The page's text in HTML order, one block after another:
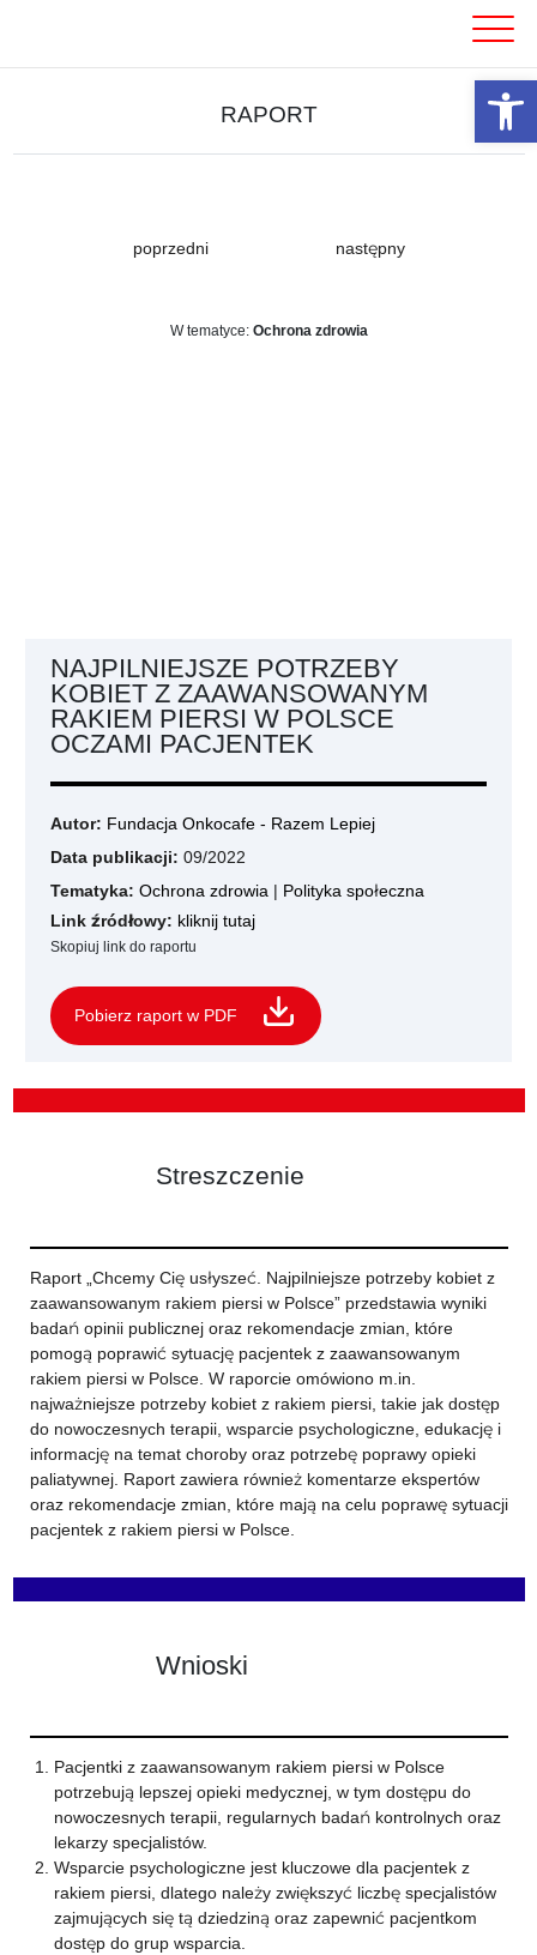
RAPORT
poprzedni następny
W tematyce: Ochrona zdrowia
NAJPILNIEJSZE POTRZEBY
KOBIET Z ZAAWANSOWANYM
RAKIEM PIERSI W POLSCE
OCZAMI PACJENTEK
Autor: Fundacja Onkocafe - Razem Lepiej
Data publikacji: 09/2022
Tematyka: Ochrona zdrowia | Polityka społeczna
Link źródłowy: kliknij tutaj
Skopiuj link do raportu
Pobierz raport w PDF
Streszczenie
Raport „Chcemy Cię usłyszeć. Najpilniejsze potrzeby kobiet z
zaawansowanym rakiem piersi w Polsce” przedstawia wyniki
badań opinii publicznej oraz rekomendacje zmian, które
pomogą poprawić sytuację pacjentek z zaawansowanym
rakiem piersi w Polsce. W raporcie omówiono m.in.
najważniejsze potrzeby kobiet z rakiem piersi, takie jak dostęp
do nowoczesnych terapii, wsparcie psychologiczne, edukację i
informację na temat choroby oraz potrzebę poprawy opieki
paliatywnej. Raport zawiera również komentarze ekspertów
oraz rekomendacje zmian, które mają na celu poprawę sytuacji
pacjentek z rakiem piersi w Polsce.
Wnioski
Pacjentki z zaawansowanym rakiem piersi w Polsce
potrzebują lepszej opieki medycznej, w tym dostępu do
nowoczesnych terapii, regularnych badań kontrolnych oraz
lekarzy specjalistów.
Wsparcie psychologiczne jest kluczowe dla pacjentek z
rakiem piersi, dlatego należy zwiększyć liczbę specjalistów
zajmujących się tą dziedziną oraz zapewnić pacjentkom
dostęp do grup wsparcia.